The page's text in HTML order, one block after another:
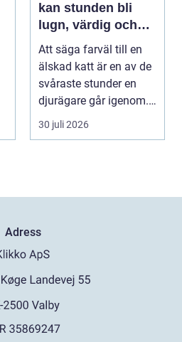
kan stunden bli
lugn, värdig och
trygg
Att säga farväl till en
älskad katt är en av de
svåraste stunder en
djurägare går igenom.
Beslutet o...
30 juli 2026
Adress